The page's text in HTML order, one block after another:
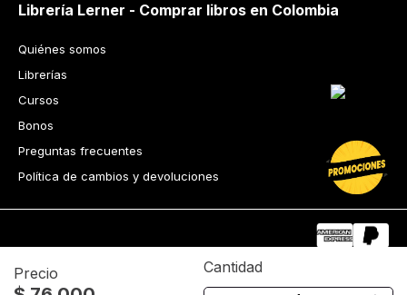
Precio Cantidad
Librería Lerner - Comprar libros en Colombia
Quiénes somos
Librerías
Cursos
Bonos
Preguntas frecuentes
Política de cambios y devoluciones